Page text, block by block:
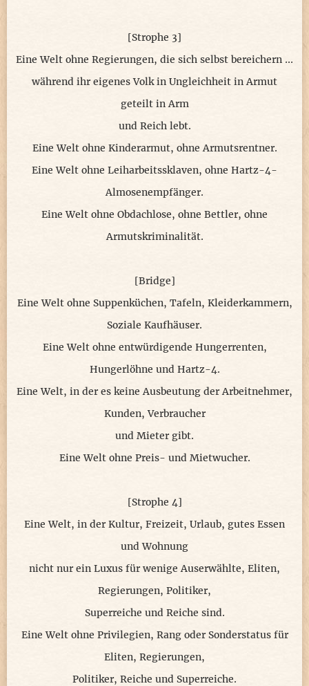
[Strophe 3]
Eine Welt ohne Regierungen, die sich selbst bereichern ...
während ihr eigenes Volk in Ungleichheit in Armut
geteilt in Arm
und Reich lebt.
Eine Welt ohne Kinderarmut, ohne Armutsrentner.
Eine Welt ohne Leiharbeitssklaven, ohne Hartz-4-
Almosenempfänger.
Eine Welt ohne Obdachlose, ohne Bettler, ohne
Armutskriminalität.
[Bridge]
Eine Welt ohne Suppenküchen, Tafeln, Kleiderkammern,
Soziale Kaufhäuser.
Eine Welt ohne entwürdigende Hungerrenten,
Hungerlöhne und Hartz-4.
Eine Welt, in der es keine Ausbeutung der Arbeitnehmer,
Kunden, Verbraucher
und Mieter gibt.
Eine Welt ohne Preis- und Mietwucher.
[Strophe 4]
Eine Welt, in der Kultur, Freizeit, Urlaub, gutes Essen
und Wohnung
nicht nur ein Luxus für wenige Auserwählte, Eliten,
Regierungen, Politiker,
Superreiche und Reiche sind.
Eine Welt ohne Privilegien, Rang oder Sonderstatus für
Eliten, Regierungen,
Politiker, Reiche und Superreiche.